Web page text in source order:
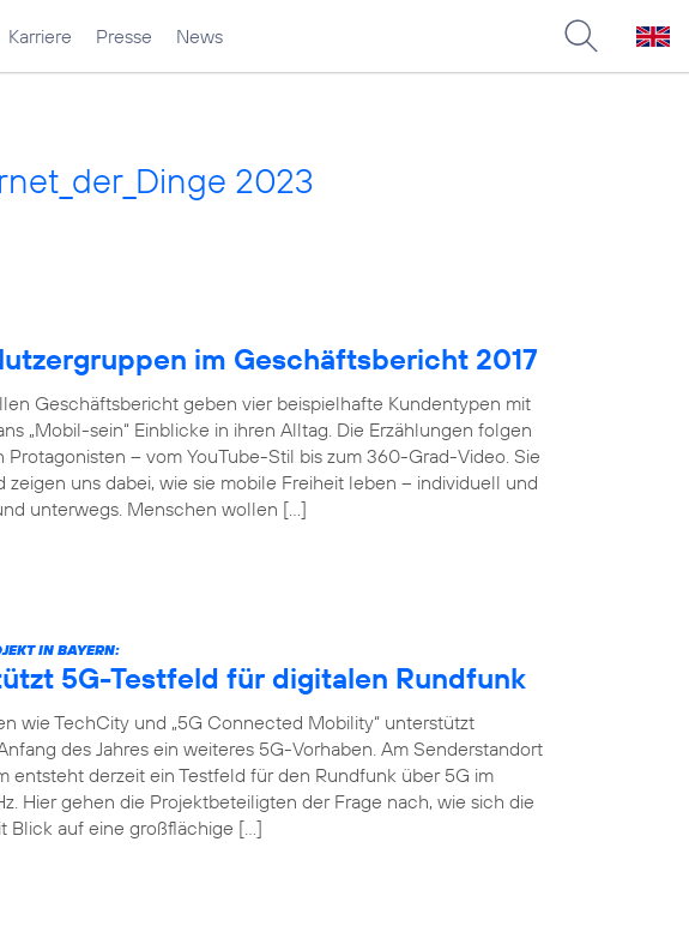
Karriere Presse News
2023
im Geschäftsbericht 2017
Geschäftsbericht geben vier beispielhafte Kundentypen mit
„Mobil-sein“ Einblicke in ihren Alltag. Die Erzählungen folgen
– vom YouTube-Stil bis zum 360-Grad-Video. Sie
uns dabei, wie sie mobile Freiheit leben – individuell und
unterwegs. Menschen wollen […]
IN BAYERN:
5G-Testfeld für digitalen Rundfunk
wie TechCity und „5G Connected Mobility“ unterstützt
des Jahres ein weiteres 5G-Vorhaben. Am Senderstandort
entsteht derzeit ein Testfeld für den Rundfunk über 5G im
Hier gehen die Projektbeteiligten der Frage nach, wie sich die
Blick auf eine großflächige […]